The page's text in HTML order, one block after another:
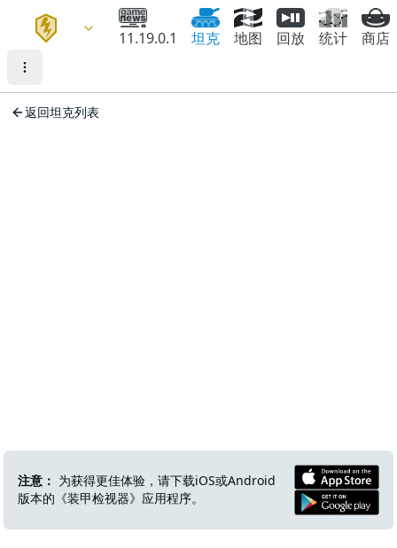
11.19.0.1 坦克 地图 回放 统计 商店
返回坦克列表
注意： 为获得更佳体验，请下载iOS或Android
版本的《装甲检视器》应用程序。